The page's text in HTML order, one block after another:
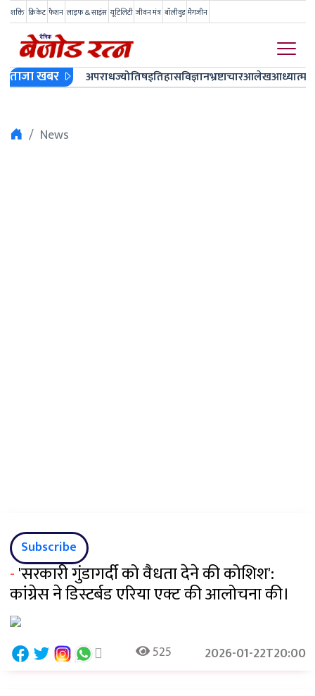
शक्ति क्रिकेट फैशन लाइफ & साइंस यूटिलिटी जीवन मंत्र बॉलीवुड मैगजीन
ताजा खबर अपराधज्योतिषइतिहासविज्ञानभ्रष्टाचारआलेखआध्यात्म
News
Subscribe
-'सरकारी गुंडागर्दी को वैधता देने की कोशिश':
कांग्रेस ने डिस्टर्बड एरिया एक्ट की आलोचना की।
525 2026-01-22T20:00